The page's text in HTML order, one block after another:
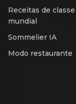
Receitas de classe
mundial
Sommelier IA
Modo restaurante